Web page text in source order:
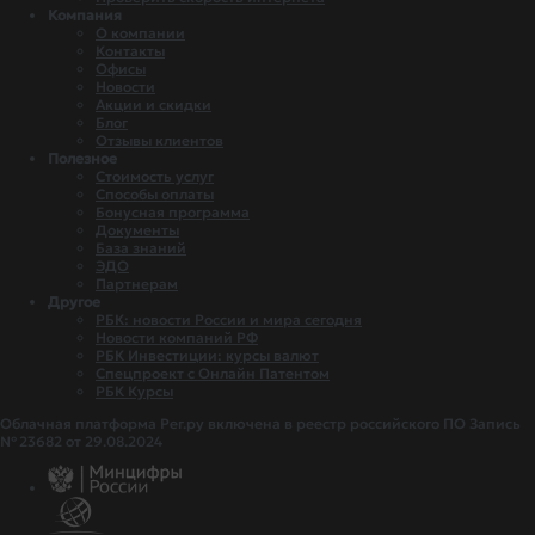
Компания
О компании
Контакты
Офисы
Новости
Акции и скидки
Блог
Отзывы клиентов
Полезное
Стоимость услуг
Способы оплаты
Бонусная программа
Документы
База знаний
ЭДО
Партнерам
Другое
РБК: новости России и мира сегодня
Новости компаний РФ
РБК Инвестиции: курсы валют
Спецпроект с Онлайн Патентом
РБК Курсы
Облачная платформа Рег.ру включена в реестр российского ПО Запись
№ 23682 от 29.08.2024